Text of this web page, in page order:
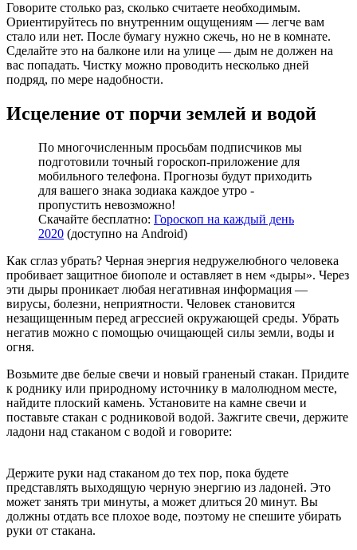
Говорите столько раз, сколько считаете необходимым.
Ориентируйтесь по внутренним ощущениям — легче вам
стало или нет. После бумагу нужно сжечь, но не в комнате.
Сделайте это на балконе или на улице — дым не должен на
вас попадать. Чистку можно проводить несколько дней
подряд, по мере надобности.
Исцеление от порчи землей и водой
По многочисленным просьбам подписчиков мы
подготовили точный гороскоп-приложение для
мобильного телефона. Прогнозы будут приходить
для вашего знака зодиака каждое утро -
пропустить невозможно!
Скачайте бесплатно: Гороскоп на каждый день
2020 (доступно на Android)
Как сглаз убрать? Черная энергия недружелюбного человека
пробивает защитное биополе и оставляет в нем «дыры». Через
эти дыры проникает любая негативная информация —
вирусы, болезни, неприятности. Человек становится
незащищенным перед агрессией окружающей среды. Убрать
негатив можно с помощью очищающей силы земли, воды и
огня.
Возьмите две белые свечи и новый граненый стакан. Придите
к роднику или природному источнику в малолюдном месте,
найдите плоский камень. Установите на камне свечи и
поставьте стакан с родниковой водой. Зажгите свечи, держите
ладони над стаканом с водой и говорите:
Держите руки над стаканом до тех пор, пока будете
представлять выходящую черную энергию из ладоней. Это
может занять три минуты, а может длиться 20 минут. Вы
должны отдать все плохое воде, поэтому не спешите убирать
руки от стакана.